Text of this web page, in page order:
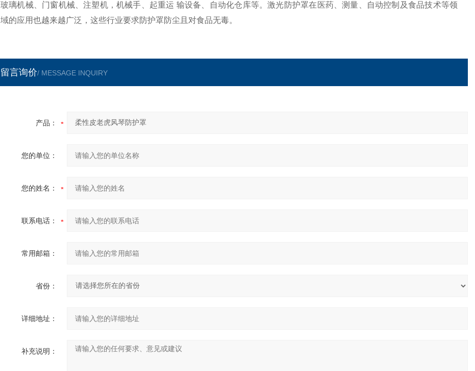
玻璃机械、门窗机械、注塑机，机械手、起重运 输设备、自动化仓库等。激光防护罩在医药、测量、自动控制及食品技术等领
域的应用也越来越广泛，这些行业要求防护罩防尘且对食品无毒。
留言询价/ MESSAGE INQUIRY
产品：
您的单位：
您的姓名：
联系电话：
常用邮箱：
省份：
详细地址：
补充说明：